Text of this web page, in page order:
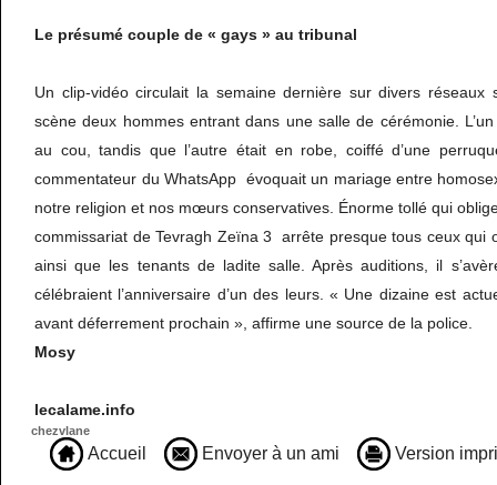
Le présumé couple de « gays » au tribunal
Un clip-vidéo circulait la semaine dernière sur divers réseaux
scène deux hommes entrant dans une salle de cérémonie.
au cou, tandis que l’autre était en robe, coiffé d’une
commentateur du WhatsApp évoquait un mariage entre
notre religion et nos mœurs conservatives. Énorme tollé qui
commissariat de Tevragh Zeïna 3 arrête presque tous ceux qui
ainsi que les tenants de ladite salle. Après auditions, il
célébraient l’anniversaire d’un des leurs. « Une dizaine est
avant déferrement prochain », affirme une source de la police.
Mosy
lecalame.info
chezvlane
Accueil Envoyer à un ami Version